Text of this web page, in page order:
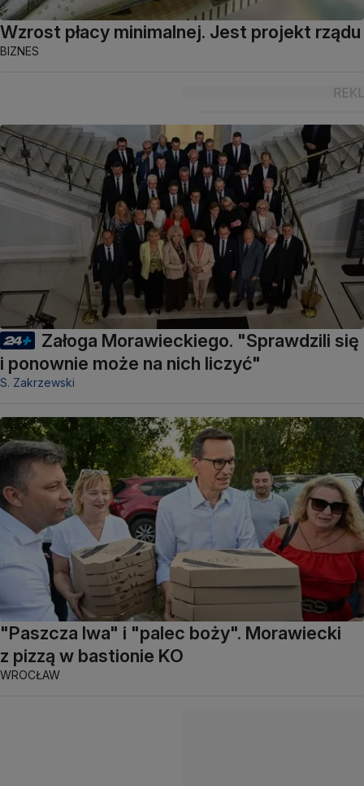
Wzrost płacy minimalnej. Jest projekt rządu
BIZNES
Załoga Morawieckiego. "Sprawdzili się
i ponownie może na nich liczyć"
S. Zakrzewski
"Paszcza lwa" i "palec boży". Morawiecki
z pizzą w bastionie KO
WROCŁAW